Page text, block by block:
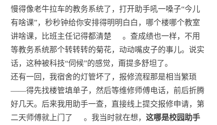
慢得像老牛拉车的教务系统了，打开助手吼一嗓子“今儿
有啥课”，秒秒钟给你安排得明明白白，哪个楼哪个教室
讲啥课，比班主任记得都清楚
。查成绩也一样，不用
等教务系统那个转转转的菊花，动动嘴皮子的事儿。说实
话，这种被科技“伺候”的感觉，甭提多舒坦了。
还有一回，我宿舍的灯管坏了，报修流程那是相当繁琐
——得先找楼管填单子，然后等维修师傅电话，前后折腾
好几天。后来我用助手一查，直接线上提交报修申请，第
二天师傅就上门了
。我当时就在想， 这哪是校园助手